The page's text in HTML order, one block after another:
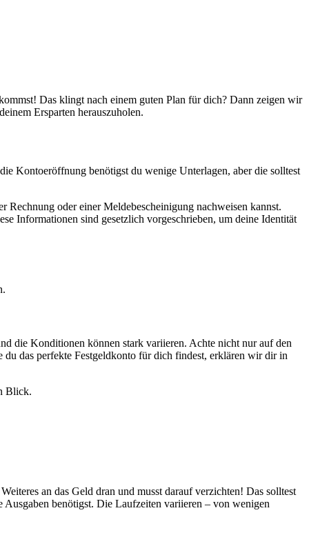
Das klingt nach einem guten Plan für dich? Dann zeigen wir
Ersparten herauszuholen.
Kontoeröffnung benötigst du wenige Unterlagen, aber die solltest
oder einer Meldebescheinigung nachweisen kannst.
Informationen sind gesetzlich vorgeschrieben, um deine Identität
die Konditionen können stark variieren. Achte nicht nur auf den
das perfekte Festgeldkonto für dich findest, erklären wir dir in
Blick.
an das Geld dran und musst darauf verzichten! Das solltest
benötigst. Die Laufzeiten variieren – von wenigen